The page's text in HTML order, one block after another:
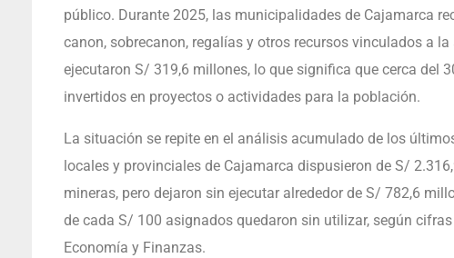
público. Durante 2025, las municipalidades de Cajamarca
canon, sobrecanon, regalías y otros recursos vinculados a
ejecutaron S/ 319,6 millones, lo que significa que cerca del
invertidos en proyectos o actividades para la población.
La situación se repite en el análisis acumulado de los
locales y provinciales de Cajamarca dispusieron de S/
mineras, pero dejaron sin ejecutar alrededor de S/ 782,6
de cada S/ 100 asignados quedaron sin utilizar, según
Economía y Finanzas.